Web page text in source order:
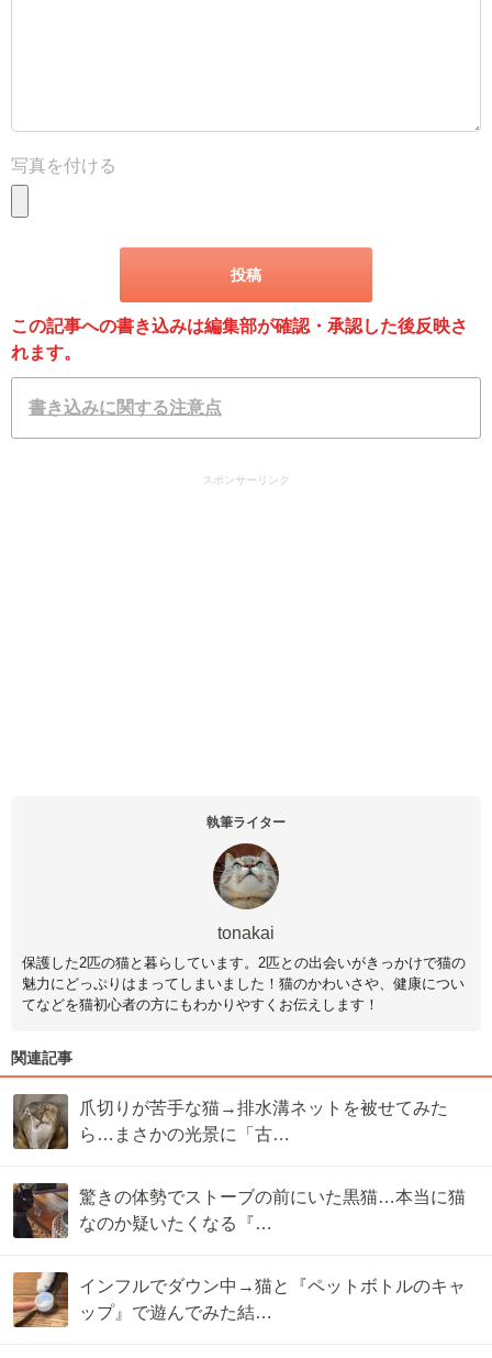
写真を付ける
この記事への書き込みは編集部が確認・承認した後反映さ
れます。
書き込みに関する注意点
スポンサーリンク
執筆ライター
tonakai
保護した2匹の猫と暮らしています。2匹との出会いがきっかけで猫の
魅力にどっぷりはまってしまいました！猫のかわいさや、健康につい
てなどを猫初心者の方にもわかりやすくお伝えします！
関連記事
爪切りが苦手な猫→排水溝ネットを被せてみた
ら…まさかの光景に「古…
驚きの体勢でストーブの前にいた黒猫…本当に猫
なのか疑いたくなる『…
インフルでダウン中→猫と『ペットボトルのキャ
ップ』で遊んでみた結…